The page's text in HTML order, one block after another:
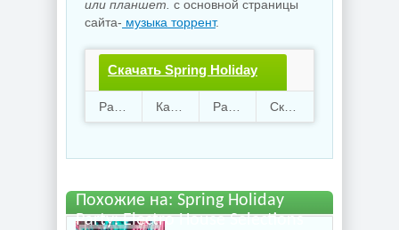
или планшет. с основной страницы
сайта- музыка торрент.
Скачать Spring Holiday
Party: Electro House
бесплатно
32 11 1.76 Gb
Похожие на: Spring Holiday
Party: Electro House Selections